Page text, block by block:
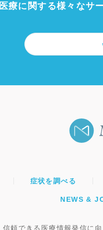
医療に関する様々なサ
症状を調べる
NEWS &
信頼できる医療情報発信に